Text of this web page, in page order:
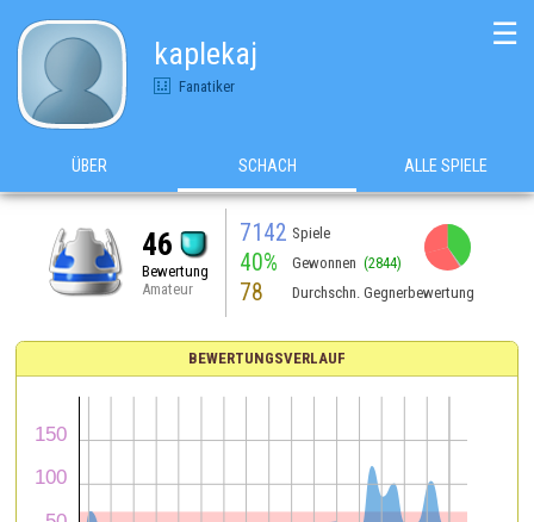
kaplekaj
Fanatiker
☰
ÜBER SCHACH ALLE SPIELE
46
Bewertung
Amateur
7142 Spiele
40% Gewonnen (2844)
78 Durchschn. Gegnerbewertung
BEWERTUNGSVERLAUF